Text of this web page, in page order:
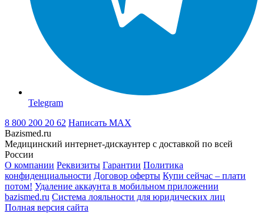
Telegram
8 800 200 20 62 Написать MAX
Bazismed.ru
Медицинский интернет-дискаунтер с доставкой по всей
России
О компании Реквизиты Гарантии Политика
конфиденциальности Договор оферты Купи сейчас – плати
потом! Удаление аккаунта в мобильном приложении
bazismed.ru Система лояльности для юридических лиц
Полная версия сайта